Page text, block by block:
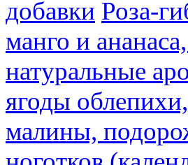
добавки Роза-
манго и
натуральные
ягоды
малины,